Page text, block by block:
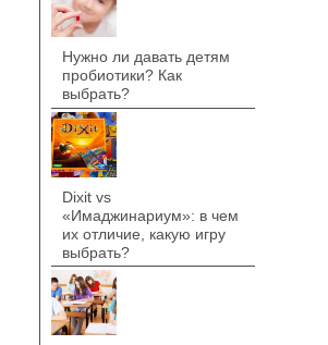
Нужно ли давать детям
пробиотики? Как
выбрать?
Dixit vs
«Имаджинариум»: в чем
их отличие, какую игру
выбрать?